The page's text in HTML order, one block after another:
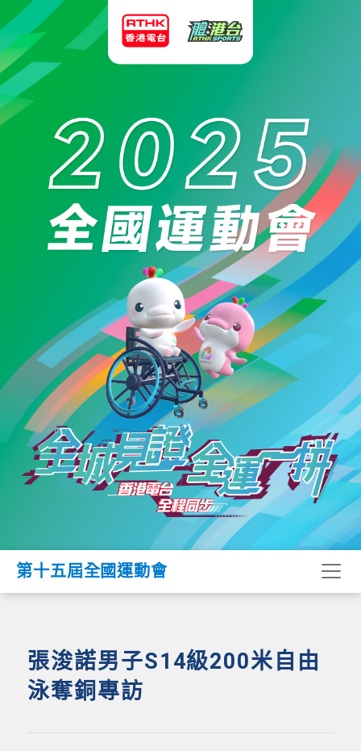
第十五屆全國運動會
張浚諾男子S14級200米自由
泳奪銅專訪